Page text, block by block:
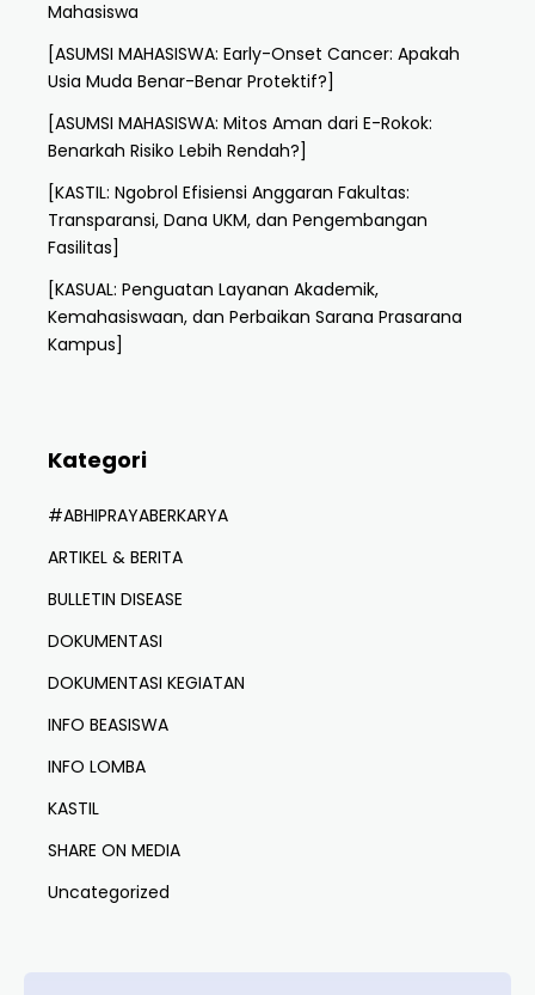
Mahasiswa
[ASUMSI MAHASISWA: Early-Onset Cancer: Apakah
Usia Muda Benar-Benar Protektif?]
[ASUMSI MAHASISWA: Mitos Aman dari E-Rokok:
Benarkah Risiko Lebih Rendah?]
[KASTIL: Ngobrol Efisiensi Anggaran Fakultas:
Transparansi, Dana UKM, dan Pengembangan
Fasilitas]
[KASUAL: Penguatan Layanan Akademik,
Kemahasiswaan, dan Perbaikan Sarana Prasarana
Kampus]
Kategori
#ABHIPRAYABERKARYA
ARTIKEL & BERITA
BULLETIN DISEASE
DOKUMENTASI
DOKUMENTASI KEGIATAN
INFO BEASISWA
INFO LOMBA
KASTIL
SHARE ON MEDIA
Uncategorized